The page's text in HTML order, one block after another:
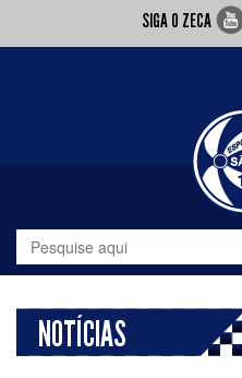
SIGA O ZECA
NOTÍCIAS